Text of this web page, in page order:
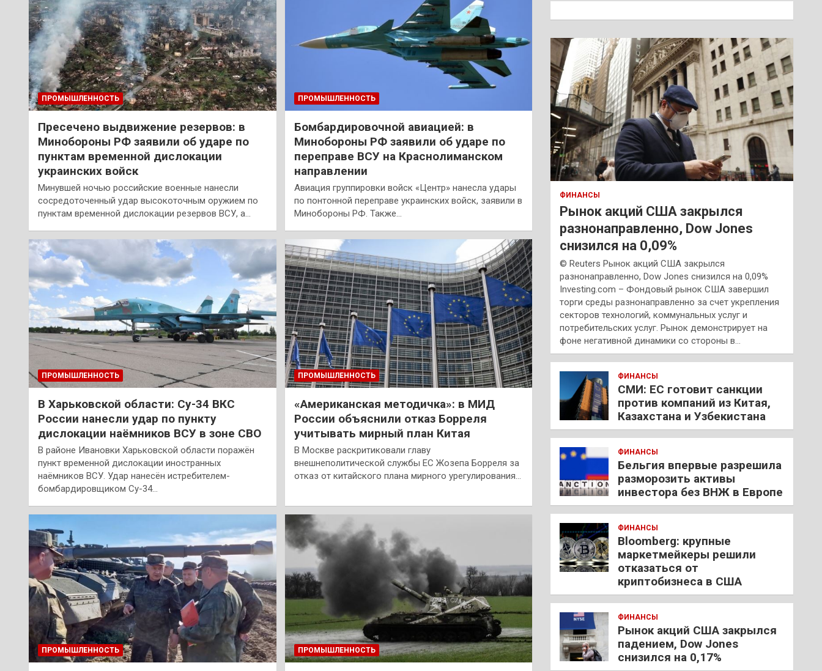
ПРОМЫШЛЕННОСТЬ
Пресечено выдвижение резервов: в
Минобороны РФ заявили об ударе по
пунктам временной дислокации
украинских войск
Минувшей ночью российские военные нанесли
сосредоточенный удар высокоточным оружием по
пунктам временной дислокации резервов ВСУ, а…
ПРОМЫШЛЕННОСТЬ
Бомбардировочной авиацией: в
Минобороны РФ заявили об ударе по
переправе ВСУ на Краснолиманском
направлении
Авиация группировки войск «Центр» нанесла удары
по понтонной переправе украинских войск, заявили в
Минобороны РФ. Также…
ПРОМЫШЛЕННОСТЬ
В Харьковской области: Су-34 ВКС
России нанесли удар по пункту
дислокации наёмников ВСУ в зоне СВО
В районе Ивановки Харьковской области поражён
пункт временной дислокации иностранных
наёмников ВСУ. Удар нанесён истребителем-
бомбардировщиком Су-34…
ПРОМЫШЛЕННОСТЬ
«Американская методичка»: в МИД
России объяснили отказ Борреля
учитывать мирный план Китая
В Москве раскритиковали главу
внешнеполитической службы ЕС Жозепа Борреля за
отказ от китайского плана мирного урегулирования…
ПРОМЫШЛЕННОСТЬ ПРОМЫШЛЕННОСТЬ
к
ФИНАНСЫ
Рынок акций США закрылся
разнонаправленно, Dow Jones
снизился на 0,09%
© Reuters Рынок акций США закрылся
разнонаправленно, Dow Jones снизился на 0,09%
Investing.com – Фондовый рынок США завершил
торги среды разнонаправленно за счет укрепления
секторов технологий, коммунальных услуг и
потребительских услуг. Рынок демонстрирует на
фоне негативной динамики со стороны в…
ФИНАНСЫ
СМИ: ЕС готовит санкции
против компаний из Китая,
Казахстана и Узбекистана
ФИНАНСЫ
Бельгия впервые разрешила
разморозить активы
инвестора без ВНЖ в Европе
ФИНАНСЫ
Bloomberg: крупные
маркетмейкеры решили
отказаться от
криптобизнеса в США
ФИНАНСЫ
Рынок акций США закрылся
падением, Dow Jones
снизился на 0,17%